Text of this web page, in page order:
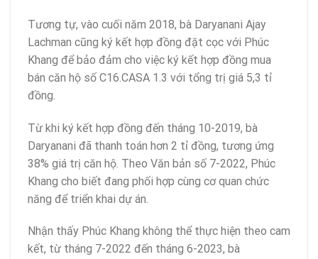
Tương tự, vào cuối năm 2018, bà Daryanani Ajay
Lachman cũng ký kết hợp đồng đặt cọc với Phúc
Khang để bảo đảm cho việc ký kết hợp đồng mua
bán căn hộ số C16.CASA 1.3 với tổng trị giá 5,3 tỉ
đồng.
Từ khi ký kết hợp đồng đến tháng 10-2019, bà
Daryanani đã thanh toán hơn 2 tỉ đồng, tương ứng
38% giá trị căn hộ. Theo Văn bản số 7-2022, Phúc
Khang cho biết đang phối hợp cùng cơ quan chức
năng để triển khai dự án.
Nhận thấy Phúc Khang không thể thực hiện theo cam
kết, từ tháng 7-2022 đến tháng 6-2023, bà